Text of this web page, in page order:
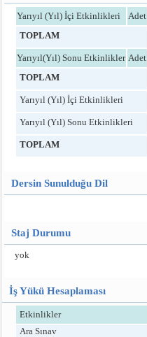
Yarıyıl (Yıl) İçi Etkinlikleri Adet
TOPLAM
Yarıyıl(Yıl) Sonu Etkinlikler Adet
TOPLAM
Yarıyıl (Yıl) İçi Etkinlikleri
Yarıyıl (Yıl) Sonu Etkinlikleri
TOPLAM
Dersin Sunulduğu Dil
Staj Durumu
yok
İş Yükü Hesaplaması
Etkinlikler
Ara Sınav